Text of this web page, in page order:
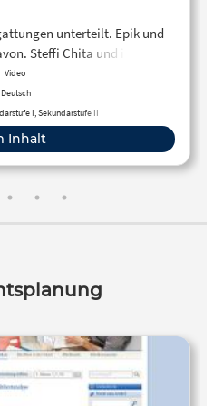
unterteilt. Epik und
Steffi Chita und ihre
was man darunter
ein Drama ist. Dazu gehen
ein Drehbuch für die
Kurzgeschichte.
Video
Deutsch
I, Sekundarstufe II
Inhalt